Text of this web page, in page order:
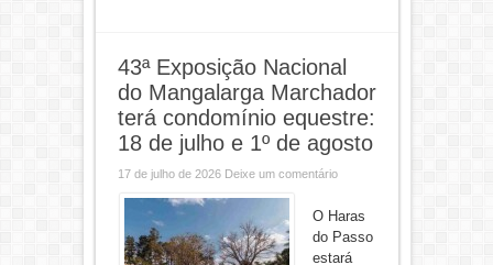
43ª Exposição Nacional
do Mangalarga Marchador
terá condomínio equestre:
18 de julho e 1º de agosto
17 de julho de 2026 Deixe um comentário
O Haras
do Passo
estará